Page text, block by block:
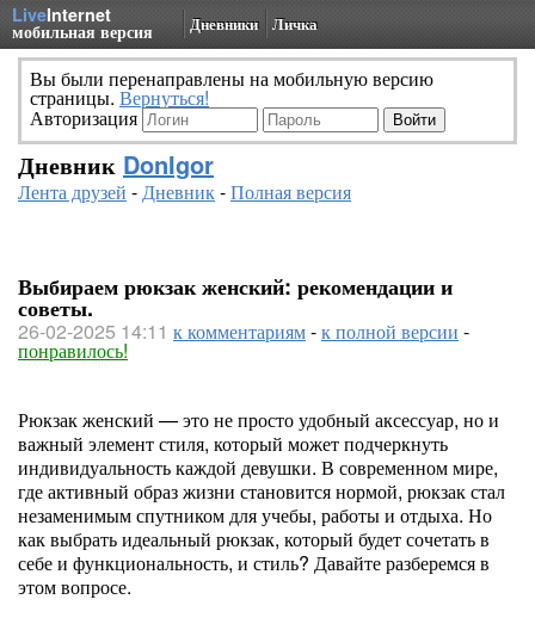
LiveInternet
мобильная версия Дневники Личка
Вы были перенаправлены на мобильную версию
страницы. Вернуться!
Авторизация
Дневник DonIgor
Лента друзей -Дневник-Полная версия
Выбираем рюкзак женский: рекомендации и
советы.
26-02-2025 14:11 к комментариям-к полной версии -
понравилось!
Рюкзак женский — это не просто удобный аксессуар, но и
важный элемент стиля, который может подчеркнуть
индивидуальность каждой девушки. В современном мире,
где активный образ жизни становится нормой, рюкзак стал
незаменимым спутником для учебы, работы и отдыха. Но
как выбрать идеальный рюкзак, который будет сочетать в
себе и функциональность, и стиль? Давайте разберемся в
этом вопросе.